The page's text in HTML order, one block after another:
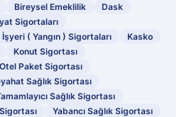
Bireysel Emeklilik
Dask
Sigortaları
İşyeri ( Yangın ) Sigortaları
Kasko
Konut Sigortası
Otel Paket Sigortası
Sağlık Sigortası
Sağlık Sigortası
Yabancı Sağlık Sigortası